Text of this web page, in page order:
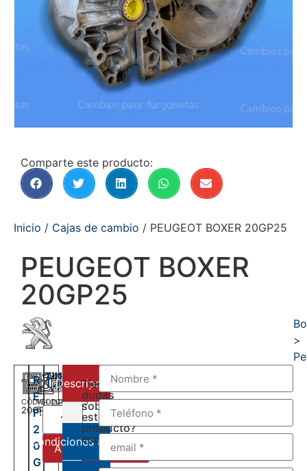
Comparte este producto:
Inicio / Cajas de cambio / PEUGEOT BOXER 20GP25
PEUGEOT BOXER
20GP25
>
CÓDIGO
20GP25
VELOCIDADES
6
DEL:
AL:
R
E
F:
2
0
G
1.100,00€
Añadir al carrito
Descripción
Condiciones de venta
Tienes
dudas
sobre
este
producto?
escríbenos: